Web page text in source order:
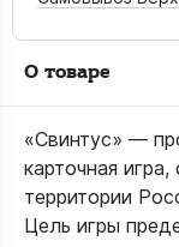
О товаре
«Свинтус» —
карточная
территории
Цель игры